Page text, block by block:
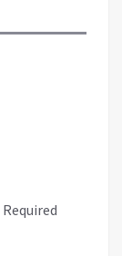
Required